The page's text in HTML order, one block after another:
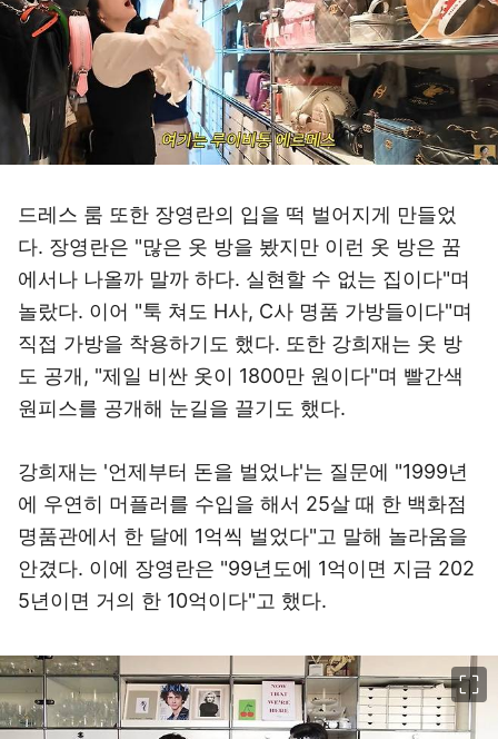
드레스 룸 또한 장영란의 입을 떡 벌어지게 만들었
다. 장영란은 "많은 옷 방을 봤지만 이런 옷 방은 꿈
에서나 나올까 말까 하다. 실현할 수 없는 집이다"며
놀랐다. 이어 "툭 쳐도 H사, C사 명품 가방들이다"며
직접 가방을 착용하기도 했다. 또한 강희재는 옷 방
도 공개, "제일 비싼 옷이 1800만 원이다"며 빨간색
원피스를 공개해 눈길을 끌기도 했다.
강희재는 '언제부터 돈을 벌었냐'는 질문에 "1999년
에 우연히 머플러를 수입을 해서 25살 때 한 백화점
명품관에서 한 달에 1억씩 벌었다"고 말해 놀라움을
안겼다. 이에 장영란은 "99년도에 1억이면 지금 202
5년이면 거의 한 10억이다"고 했다.